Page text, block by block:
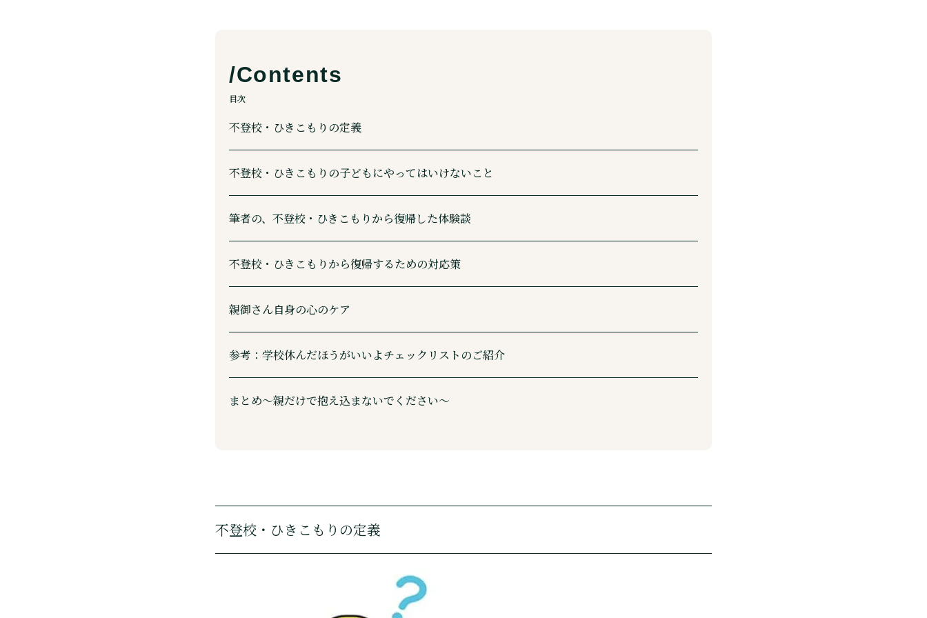
目次
不登校・ひきこもりの定義
不登校・ひきこもりの子どもにやってはいけないこと
筆者の、不登校・ひきこもりから復帰した体験談
不登校・ひきこもりから復帰するための対応策
親御さん自身の心のケア
参考：学校休んだほうがいいよチェックリストのご紹介
まとめ〜親だけで抱え込まないでください〜
不登校・ひきこもりの定義